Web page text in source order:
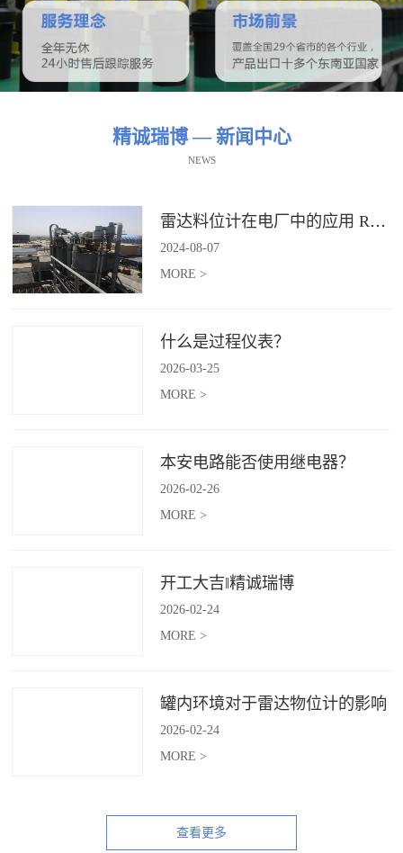
精诚瑞博 — 新闻中心
NEWS
雷达料位计在电厂中的应用 RBRDZB-71-6-C
2024-08-07
MORE >
什么是过程仪表？
2026-03-25
MORE >
本安电路能否使用继电器？
2026-02-26
MORE >
开工大吉‖精诚瑞博
2026-02-24
MORE >
罐内环境对于雷达物位计的影响
2026-02-24
MORE >
查看更多